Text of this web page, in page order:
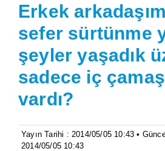
Erkek
sefer sürtünme
şeyler yaşadık
sadece iç
vardı?
Yayın Tarihi : 2014/05/05 10:43 •
2014/05/05 10:43